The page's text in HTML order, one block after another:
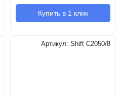
Купить в 1 клик
Артикул: Shift C2050/8